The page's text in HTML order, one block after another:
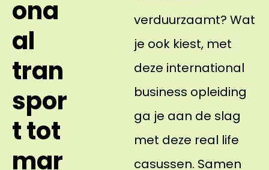
ona
al
tran
spor
t tot
mar
verduurzaamt? Wat
je ook kiest, met
deze international
business opleiding
ga je aan de slag
met deze real life
casussen. Samen